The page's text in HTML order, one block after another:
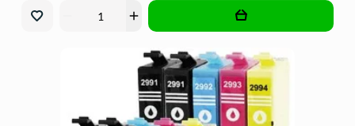
add